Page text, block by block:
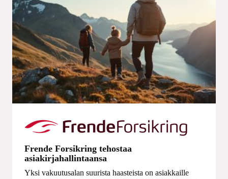
Frende Forsikring tehostaa
asiakirjahallintaansa
Yksi vakuutusalan suurista haasteista on asiakkaille